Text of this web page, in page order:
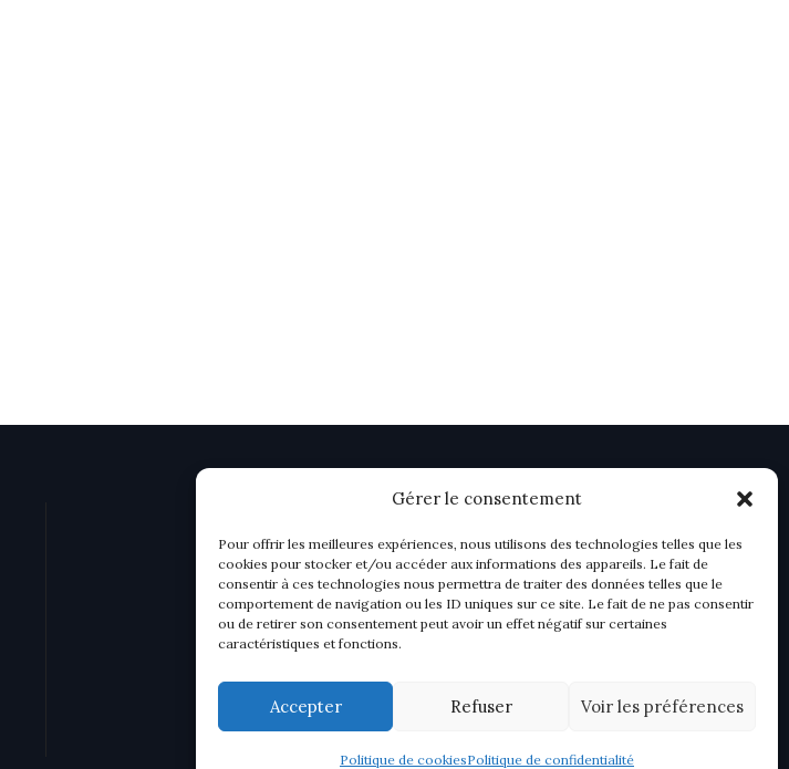
Gérer le consentement
Pour offrir les meilleures expériences, nous utilisons des technologies telles que les
cookies pour stocker et/ou accéder aux informations des appareils. Le fait de
consentir à ces technologies nous permettra de traiter des données telles que le
comportement de navigation ou les ID uniques sur ce site. Le fait de ne pas consentir
ou de retirer son consentement peut avoir un effet négatif sur certaines
caractéristiques et fonctions.
Accepter Refuser Voir les préférences
Politique de cookiesPolitique de confidentialité